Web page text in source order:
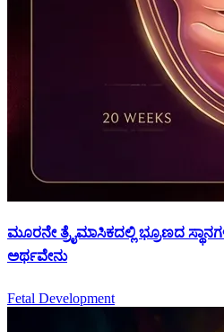
ಮೂರನೇ ತ್ರೈಮಾಸಿಕದಲ್ಲಿ ಭ್ರೂಣದ
ಅರ್ಥವೇನು
Fetal Development